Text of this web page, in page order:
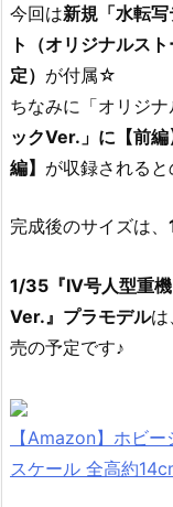
今回は新規「水転写
ト（オリジナルス
定） が付属☆
ちなみに「オリジナ
ックVer.」に【前編
編】 が収録されると
完成後のサイズは、
1/35『IV号人型重
Ver.』プラモデルは
売の予定です♪
【Amazon】ホビ
スケール 全高約